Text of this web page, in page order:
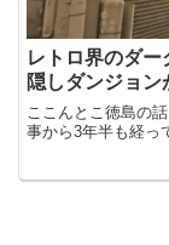
レトロ界のダ
隠しダンジョン
ここんとこ徳島の
事から3年半も経っ